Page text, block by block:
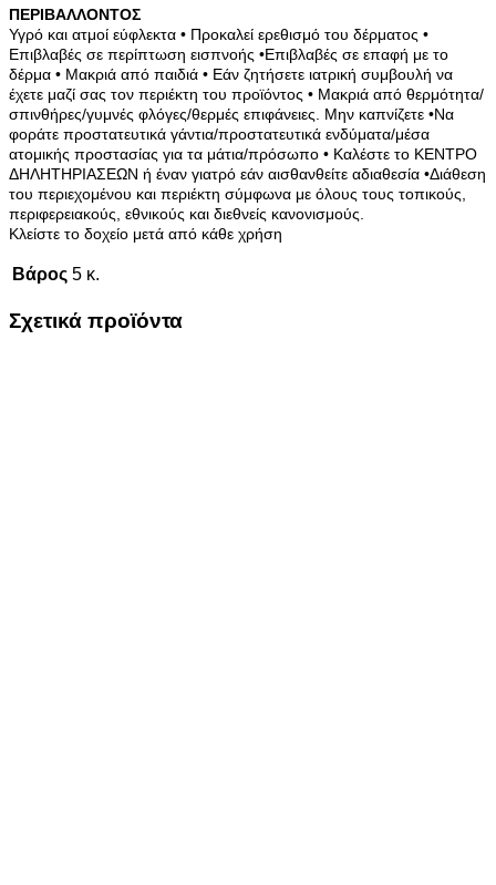
ΠΕΡΙΒΑΛΛΟΝΤΟΣ
Υγρό και ατμοί εύφλεκτα • Προκαλεί ερεθισμό του δέρματος •
Επιβλαβές σε περίπτωση εισπνοής •Επιβλαβές σε επαφή με το
δέρμα • Μακριά από παιδιά • Εάν ζητήσετε ιατρική συμβουλή να
έχετε μαζί σας τον περιέκτη του προϊόντος • Μακριά από θερμότητα/
σπινθήρες/γυμνές φλόγες/θερμές επιφάνειες. Μην καπνίζετε •Nα
φοράτε προστατευτικά γάντια/προστατευτικά ενδύματα/μέσα
ατομικής προστασίας για τα μάτια/πρόσωπο • Καλέστε το ΚΕΝΤΡΟ
ΔΗΛΗΤΗΡΙΑΣΕΩΝ ή έναν γιατρό εάν αισθανθείτε αδιαθεσία •Διάθεση
του περιεχομένου και περιέκτη σύμφωνα με όλους τους τοπικούς,
περιφερειακούς, εθνικούς και διεθνείς κανονισμούς.
Κλείστε το δοχείο μετά από κάθε χρήση
Βάρος 5 κ.
Σχετικά προϊόντα